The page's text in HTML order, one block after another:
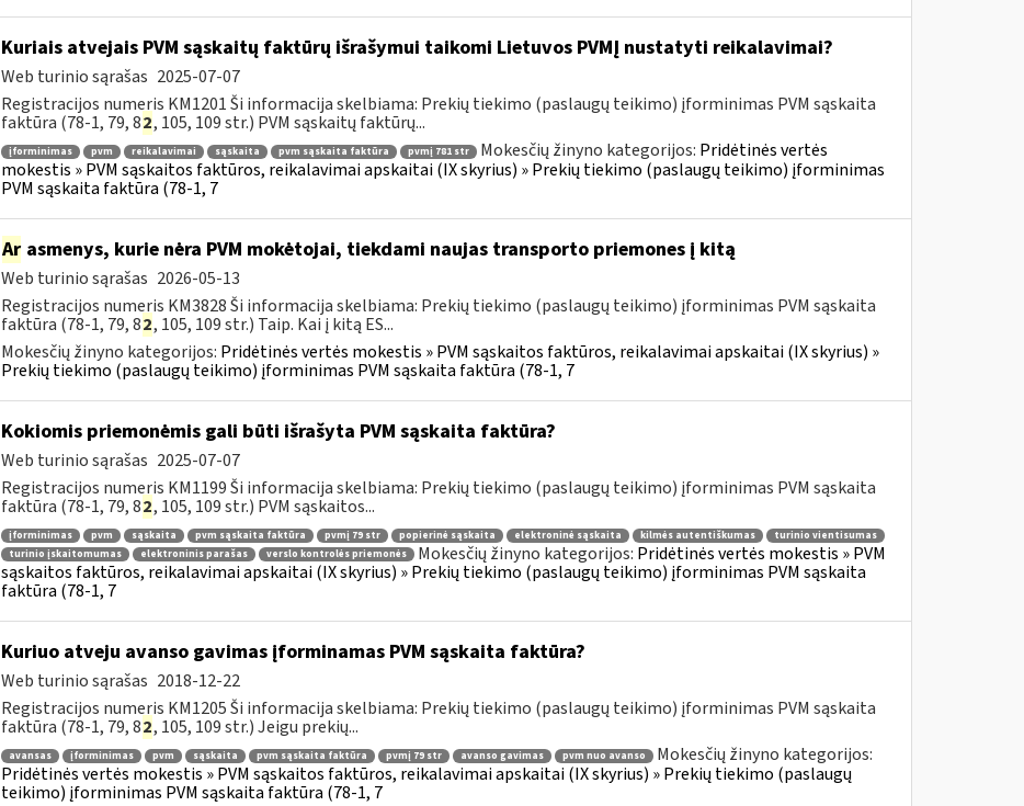
Kuriais atvejais PVM sąskaitų faktūrų išrašymui taikomi Lietuvos PVMĮ nustatyti reikalavimai?
Web turinio sąrašas 2025-07-07
Registracijos numeris KM1201 Ši informacija skelbiama: Prekių tiekimo (paslaugų teikimo) įforminimas PVM sąskaita
faktūra (78-1, 79, 82, 105, 109 str.) PVM sąskaitų faktūrų...
įforminimas pvm reikalavimai sąskaita pvm sąskaita faktūra pvmį 781 str Mokesčių žinyno kategorijos: Pridėtinės vertės
mokestis » PVM sąskaitos faktūros, reikalavimai apskaitai (IX skyrius) » Prekių tiekimo (paslaugų teikimo) įforminimas
PVM sąskaita faktūra (78-1, 7
Arasmenys, kurie nėra PVM mokėtojai, tiekdami naujas transporto priemones į kitą
Web turinio sąrašas 2026-05-13
Registracijos numeris KM3828 Ši informacija skelbiama: Prekių tiekimo (paslaugų teikimo) įforminimas PVM sąskaita
faktūra (78-1, 79, 82, 105, 109 str.) Taip. Kai į kitą ES...
Mokesčių žinyno kategorijos: Pridėtinės vertės mokestis » PVM sąskaitos faktūros, reikalavimai apskaitai (IX skyrius) »
Prekių tiekimo (paslaugų teikimo) įforminimas PVM sąskaita faktūra (78-1, 7
Kokiomis priemonėmis gali būti išrašyta PVM sąskaita faktūra?
Web turinio sąrašas 2025-07-07
Registracijos numeris KM1199 Ši informacija skelbiama: Prekių tiekimo (paslaugų teikimo) įforminimas PVM sąskaita
faktūra (78-1, 79, 82, 105, 109 str.) PVM sąskaitos...
įforminimas pvm sąskaita pvm sąskaita faktūra pvmį 79 str popierinė sąskaita elektroninė sąskaita kilmės autentiškumas
turinio vientisumas
turinio įskaitomumas
elektroninis parašas verslo kontrolės priemonės Mokesčių žinyno kategorijos: Pridėtinės vertės mokestis » PVM
sąskaitos faktūros, reikalavimai apskaitai (IX skyrius) » Prekių tiekimo (paslaugų teikimo) įforminimas PVM sąskaita
faktūra (78-1, 7
Kuriuo atveju avanso gavimas įforminamas PVM sąskaita faktūra?
Web turinio sąrašas 2018-12-22
Registracijos numeris KM1205 Ši informacija skelbiama: Prekių tiekimo (paslaugų teikimo) įforminimas PVM sąskaita
faktūra (78-1, 79, 82, 105, 109 str.) Jeigu prekių...
avansas įforminimas pvm sąskaita pvm sąskaita faktūra pvmį 79 str avanso gavimas pvm nuo avanso
Mokesčių žinyno kategorijos:
Pridėtinės vertės mokestis » PVM sąskaitos faktūros, reikalavimai apskaitai (IX skyrius) » Prekių tiekimo (paslaugų
teikimo) įforminimas PVM sąskaita faktūra (78-1, 7